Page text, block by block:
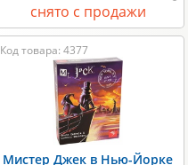
снято с продажи
Код товара: 4377
Мистер Джек в Нью-Йорке